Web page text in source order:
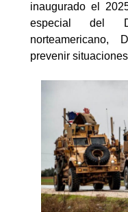
inaugurado el
especial del
norteamericano,
prevenir